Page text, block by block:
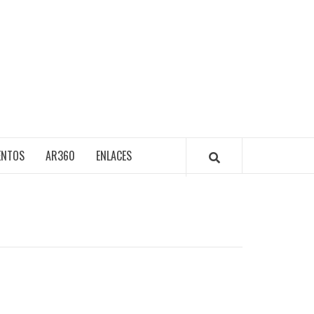
AR360 ENLACES